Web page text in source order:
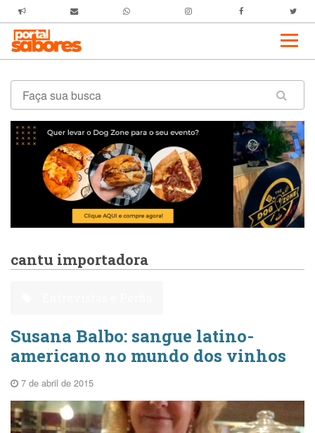
cantu importadora
Susana Balbo: sangue latino-
americano no mundo dos vinhos
7 de abril de 2015